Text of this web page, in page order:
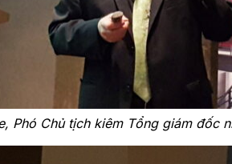
Phó Chủ tịch kiêm Tổng giám đốc